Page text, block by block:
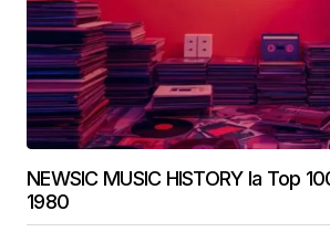
NEWSIC MUSIC HISTORY la Top
1980